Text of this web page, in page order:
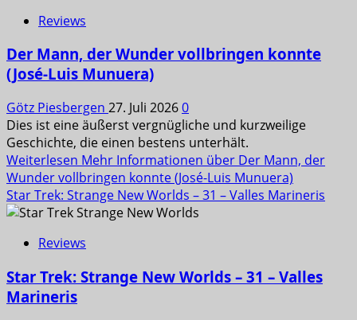
Reviews
Der Mann, der Wunder vollbringen konnte
(José-Luis Munuera)
Götz Piesbergen 27. Juli 20260
Dies ist eine äußerst vergnügliche und kurzweilige
Geschichte, die einen bestens unterhält.
Weiterlesen Mehr Informationen über Der Mann, der
Wunder vollbringen konnte (José-Luis Munuera)
Star Trek: Strange New Worlds – 31 – Valles Marineris
Reviews
Star Trek: Strange New Worlds – 31 – Valles
Marineris